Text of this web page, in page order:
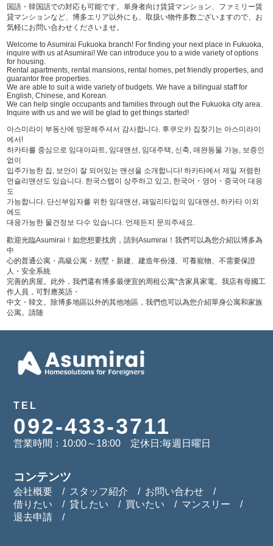
国語・韓国語での対応も可能です。単身者向け賃貸マンション、ファミリー賃
貸マンションなど、博多エリア以外にも、取扱い物件多数ございますので、お
気軽にお問い合わせくださいませ。
Welcome to Asumirai Fukuoka branch! For finding your next place in Fukuoka,
inquire with us at Asumirai! We can introduce you to a wide variety of options
for housing.
Rental apartments, rental mansions, rental homes, pet friendly properties, and
guarantor free properties.
We are able to suit a wide variety of budgets. We have a bilingual staff for
English, Chinese, and Korean.
We can help single occupants and families through out the Fukuoka city area.
Inquire with us and we will be glad to get things started!
아스미라이 부동산에 방문해주셔서 감사합니다. 후쿠오카 집찾기는 아스미라이
에서!
하카타를 중심으로 임대아파트, 임대맨션, 임대주택, 신축, 애완동물 가능, 보증인
없이
입주가능한 집, 보안이 잘 되어있는 맨션을 소개합니다! 하카타에서 제일 저렴한
먼슬리맨션도 있습니다. 한국스텝이 상주하고 있고, 한국어・영어・중국어 대응
도
가능합니다. 단신부임자를 위한 임대맨션, 패밀리타입의 임대맨션, 하카타 이외
에도
대응가능한 물건정보 다수 있습니다. 언제든지 문의주세요.
歡迎光臨Asumirai！如您想要找房，請到Asumirai！我們可以為您介紹以博多為
中
心的普通公寓・高級公寓・别墅・新建、建造年份淺、可養寵物、不需要保證
人・安全系統
完善的房屋。此外，我們還有博多最便宜的周租公寓*含家具家電。我店有母國工
作人員，可對應英語・
中文・韓文。除博多地區以外的其他地區，我們也可以為您介紹單身公寓和家族
公寓。請随
TEL
092-433-3711
営業時間：10:00～18:00 定休日:毎週日曜日
コンテンツ
会社概要 スタッフ紹介
お問い合わせ
借りたい
貸したい 買いたい
マンスリー
退去申請